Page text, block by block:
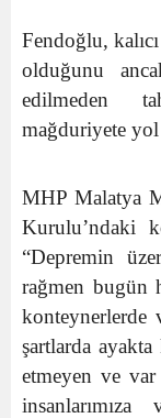
Fendoğlu,
olduğunu
edilmeden
mağduriyete yol
MHP Malatya
Kurulu’ndaki
“Depremin
rağmen bugün
konteynerlerde
şartlarda ayakta
etmeyen ve